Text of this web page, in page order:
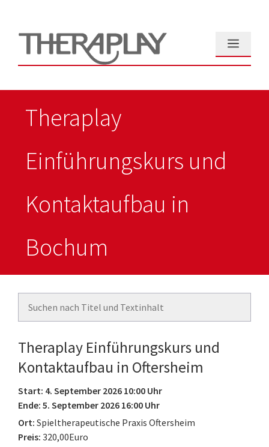
springen
Menü
Theraplay
Einführungskurs und
Kontaktaufbau in
Bochum
Theraplay Einführungskurs und
Kontaktaufbau in Oftersheim
Start: 4. September 2026 10:00 Uhr
Ende: 5. September 2026 16:00 Uhr
Ort: Spieltherapeutische Praxis Oftersheim
Preis: 320,00Euro